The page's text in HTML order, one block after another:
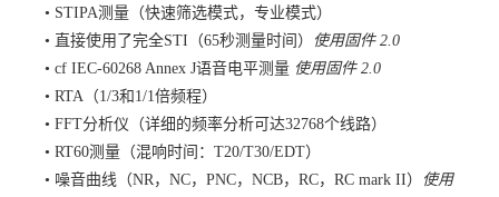
• STIPA测量（快速筛选模式，专业模式）
• 直接使用了完全STI（65秒测量时间） 使用固件2.0
• cf IEC-60268 Annex J语音电平测量 使用固件2.0
• RTA（1/3和1/1倍频程）
• FFT分析仪（详细的频率分析可达32768个线路）
• RT60测量（混响时间：T20/T30/EDT）
• 噪音曲线（NR，NC，PNC，NCB，RC，RC mark II）
使用